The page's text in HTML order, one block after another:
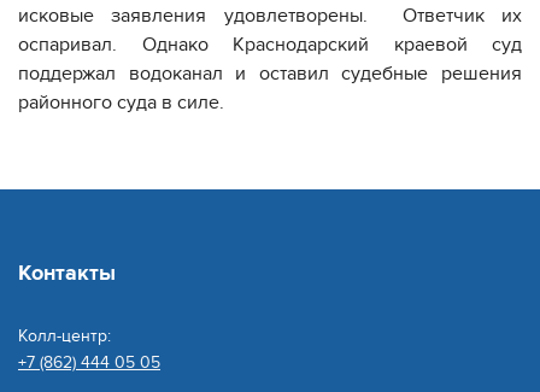
исковые заявления удовлетворены. Ответчик их
оспаривал. Однако Краснодарский краевой суд
поддержал водоканал и оставил судебные решения
районного суда в силе.
Контакты
Колл-центр:
+7 (862) 444 05 05